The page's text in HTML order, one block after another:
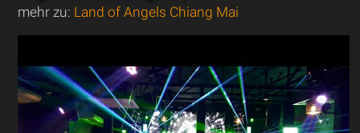
mehr zu: Land of Angels Chiang Mai